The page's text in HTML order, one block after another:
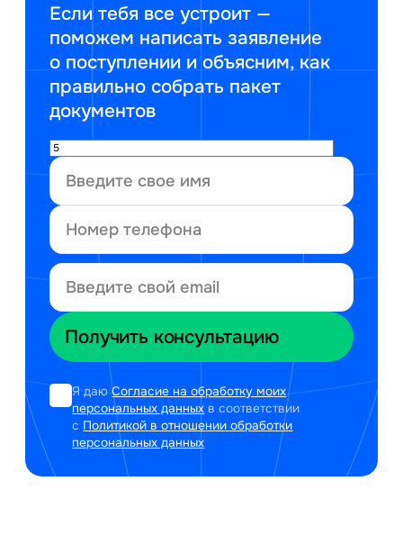
Если тебя все устроит —
поможем написать заявление
о поступлении и объясним, как
правильно собрать пакет
документов
Я даюСогласие на обработку моих
персональных данных в соответствии
с Политикой в отношении обработки
персональных данных